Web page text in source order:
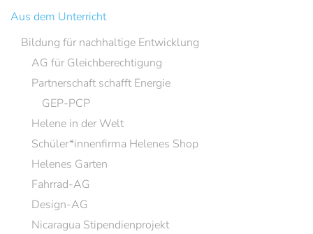
Aus dem Unterricht
Bildung für nachhaltige Entwicklung
AG für Gleichberechtigung
Partnerschaft schafft Energie
GEP-PCP
Helene in der Welt
Schüler*innenfirma Helenes Shop
Helenes Garten
Fahrrad-AG
Design-AG
Nicaragua Stipendienprojekt